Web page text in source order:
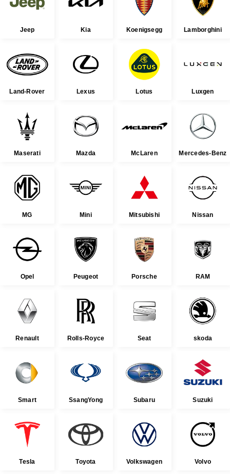
Jeep Kia Koenigsegg Lamborghini
Land-Rover Lexus Lotus Luxgen
Maserati Mazda McLaren Mercedes-Benz
MG Mini Mitsubishi Nissan
Opel Peugeot Porsche RAM
Renault Rolls-Royce Seat skoda
Smart SsangYong Subaru Suzuki
Tesla Toyota Volkswagen Volvo